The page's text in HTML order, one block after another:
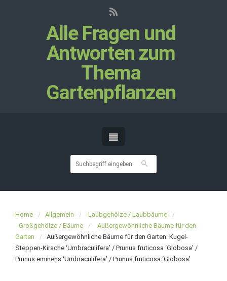
Alle Fragen und
Antworten zum
Thema
Gartenpflanzen
Home Allgemein
Laubgehölze / Laubbäume
Großgehölze / Bäume
Außergewöhnliche Bäume für den
Garten
Außergewöhnliche Bäume für den Garten: Kugel-
Steppen-Kirsche ‘Umbraculifera’ / Prunus fruticosa ‘Globosa’ /
Prunus eminens ‘Umbraculifera’ / Prunus fruticosa ‘Globosa’